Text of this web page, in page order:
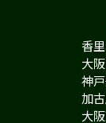
香
大
神
加
大